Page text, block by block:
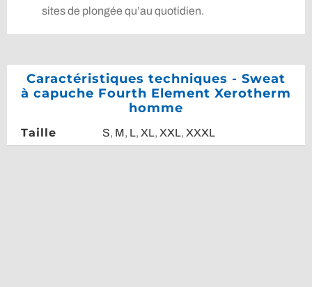
sites de plongée qu’au quotidien.
Caractéristiques techniques - Sweat
à capuche Fourth Element Xerotherm
homme
Taille S, M, L, XL, XXL, XXXL